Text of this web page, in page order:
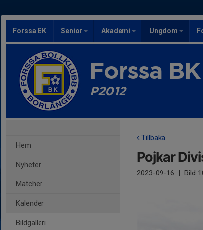
Forssa BK Senior Akademi Ungdom
Forssa BK
P2012
Hem
Nyheter
Matcher
Kalender
Bildgalleri
Tillbaka
Pojkar
2023-09-16 | Bild